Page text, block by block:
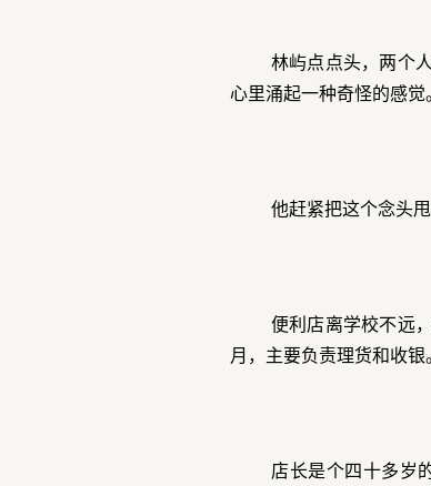
林屿点点头，两个
心里涌起一种奇怪的感
他赶紧把这个念头
便利店离学校不远
月，主要负责理货和收
店长是个四十多岁